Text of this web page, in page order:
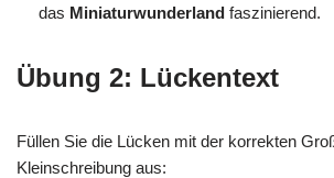
das Miniaturwunderland faszinierend.
Übung 2: Lückentext
Füllen Sie die Lücken mit der korrekten
Kleinschreibung aus: